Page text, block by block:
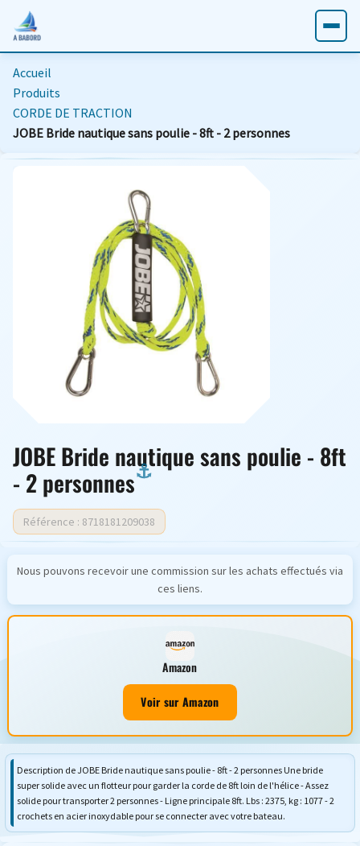
Accueil
Produits
CORDE DE TRACTION
JOBE Bride nautique sans poulie - 8ft - 2 personnes
JOBE Bride nautique sans poulie - 8ft
- 2 personnes
Référence : 8718181209038
Nous pouvons recevoir une commission sur les achats effectués via
ces liens.
Amazon
Voir sur Amazon
Description de JOBE Bride nautique sans poulie - 8ft - 2 personnes Une bride
super solide avec un flotteur pour garder la corde de 8ft loin de l'hélice - Assez
solide pour transporter 2 personnes - Ligne principale 8ft. Lbs : 2375, kg : 1077 - 2
crochets en acier inoxydable pour se connecter avec votre bateau.